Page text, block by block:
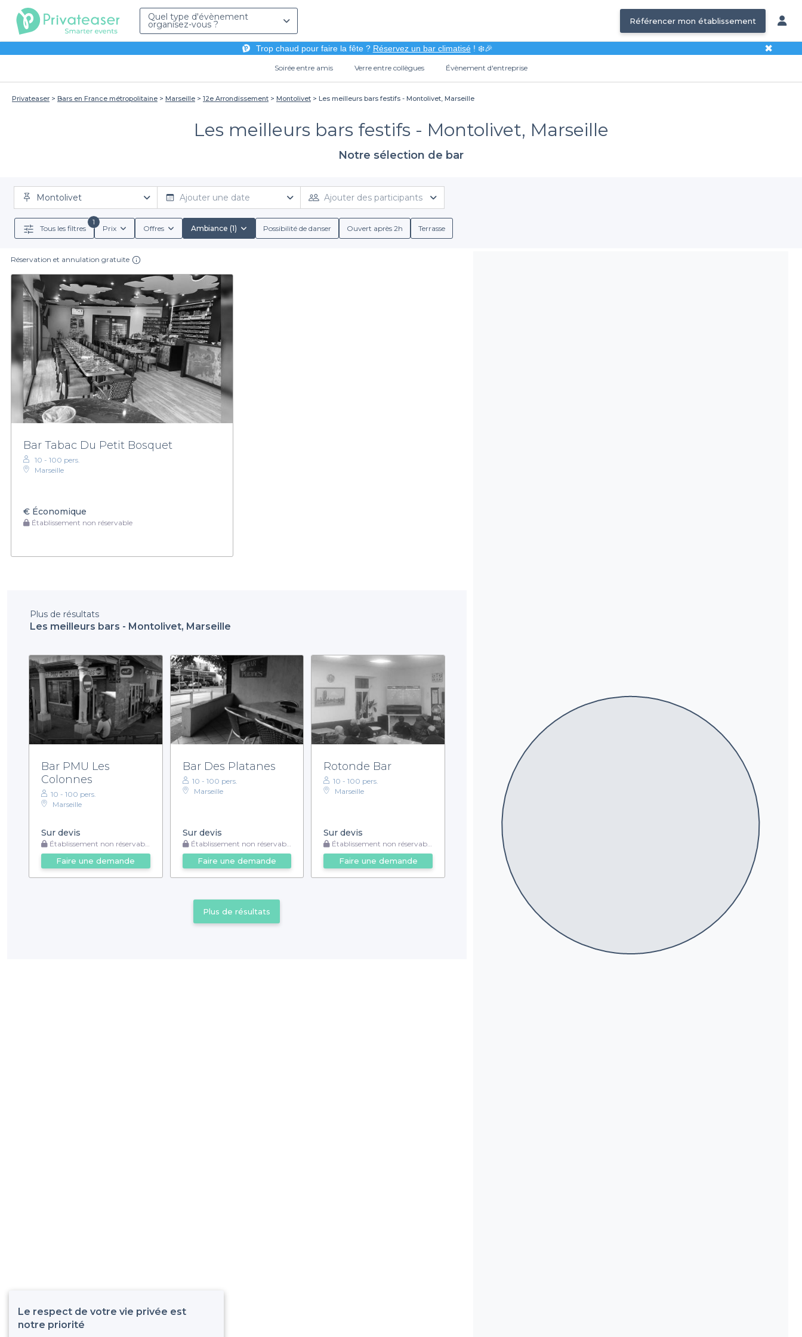
Quel type d'évènement
organisez-vous ? Référencer mon établissement
Trop chaud pour faire la fête ? Réservez un bar climatisé! ❄️🎉 ✖
Soirée entre amis Verre entre collègues Évènement d'entreprise
Privateaser Bars en France métropolitaine Marseille 12e Arrondissement Montolivet Les meilleurs bars festifs - Montolivet, Marseille
Les meilleurs bars festifs - Montolivet, Marseille
Notre sélection de bar
Montolivet Ajouter une date Ajouter des participants
Tous les filtres
1
Prix Offres Ambiance (1) Possibilité de danser Ouvert après 2h Terrasse
Réservation et annulation gratuite
Bar Tabac Du Petit Bosquet
10 - 100 pers.
Marseille
€ Économique
Établissement non réservable
Plus de résultats
Les meilleurs bars - Montolivet, Marseille
Bar PMU Les
Colonnes
10 - 100 pers.
Marseille
Sur devis
Établissement non réservable
Faire une demande
Bar Des Platanes
10 - 100 pers.
Marseille
Sur devis
Établissement non réservable
Faire une demande
Rotonde Bar
10 - 100 pers.
Marseille
Sur devis
Établissement non réservable
Faire une demande
Plus de résultats
Le respect de votre vie privée est
notre priorité